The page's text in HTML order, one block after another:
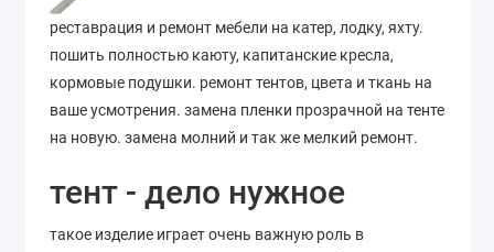
реставрация и ремонт мебели на катер, лодку, яхту.
пошить полностью каюту, капитанские кресла,
кормовые подушки. ремонт тентов, цвета и ткань на
ваше усмотрения. замена пленки прозрачной на тенте
на новую. замена молний и так же мелкий ремонт.
тент - дело нужное
такое изделие играет очень важную роль в